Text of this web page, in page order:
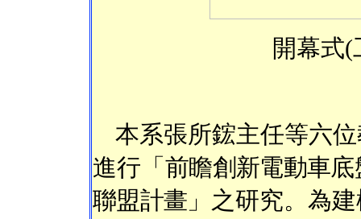
開幕式(
本系張所鋐主任等六
進行「 前瞻創新電動車
聯盟計畫 」之研究。為